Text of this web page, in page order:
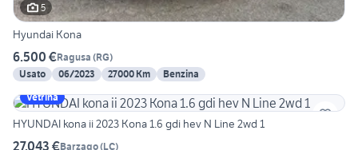
5
Hyundai Kona
6.500 €Ragusa (RG)
Usato
06/2023 27000 Km
Benzina
Vetrina
HYUNDAI kona ii 2023 Kona 1.6 gdi hev N Line 2wd 1
27.043 €Barzago(LC)